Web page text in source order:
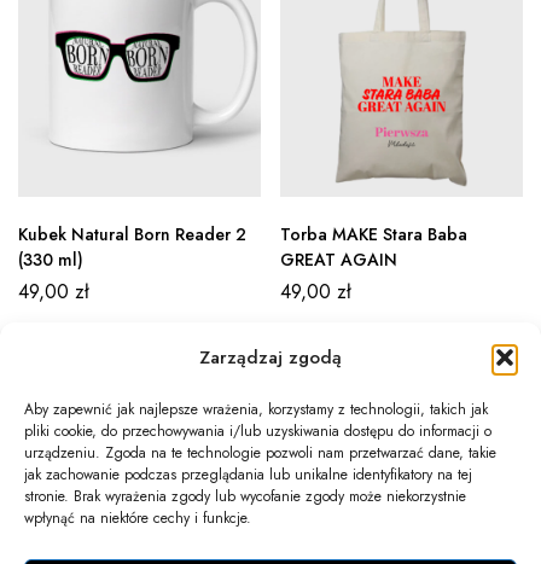
Zarządzaj zgodą
Aby zapewnić jak najlepsze wrażenia, korzystamy z technologii, takich jak
pliki cookie, do przechowywania i/lub uzyskiwania dostępu do informacji o
urządzeniu. Zgoda na te technologie pozwoli nam przetwarzać dane, takie
jak zachowanie podczas przeglądania lub unikalne identyfikatory na tej
stronie. Brak wyrażenia zgody lub wycofanie zgody może niekorzystnie
wpłynąć na niektóre cechy i funkcje.
Kubek Natural Born Reader 2
(330 ml)
49,00 zł
Torba MAKE Stara Baba
GREAT AGAIN
49,00 zł
Newsletter
Informacje
Twoje konto